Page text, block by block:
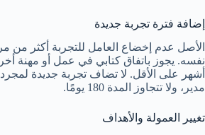
إضافة فترة تجربة جديدة
الأصل عدم إخضاع العامل للتجربة أكثر
نفسه. يجوز باتفاق كتابي في عمل أو مهنة
أشهر على الأقل. لا تضاف تجربة جديدة لمجرد
مدير، ولا تتجاوز المدة 180 يومًا.
تغيير العمولة والأهداف